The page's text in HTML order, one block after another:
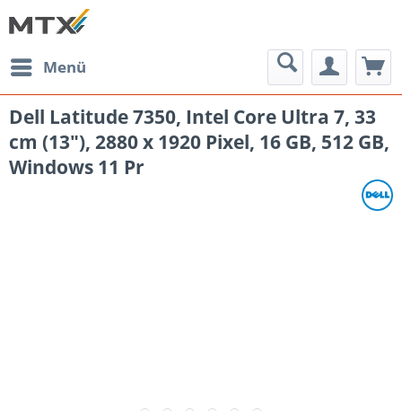
Menü
Dell Latitude 7350, Intel Core Ultra 7, 33
cm (13"), 2880 x 1920 Pixel, 16 GB, 512 GB,
Windows 11 Pr